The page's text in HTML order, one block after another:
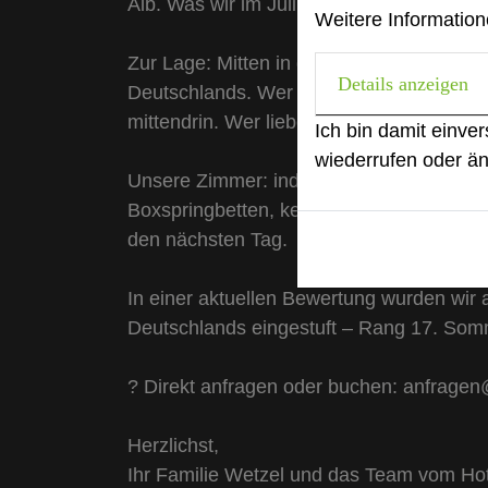
Weitere
Details anzeigen
Ich bin damit
wiederrufen oder
Alb. Was wir im Juli 2026 konkret
Zur Lage: Mitten in der Outletcity
Deutschlands. Wer zwischendurch einen
mittendrin. Wer lieber im Garten sitzt,
Unsere Zimmer: individuelle
Boxspringbetten, kein Zimmer wie das
den nächsten Tag.
In einer aktuellen Bewertung wurden wir
Deutschlands eingestuft – Rang 17.
? Direkt anfragen oder buchen:
Herzlichst,
Ihr Familie Wetzel und das Team vom